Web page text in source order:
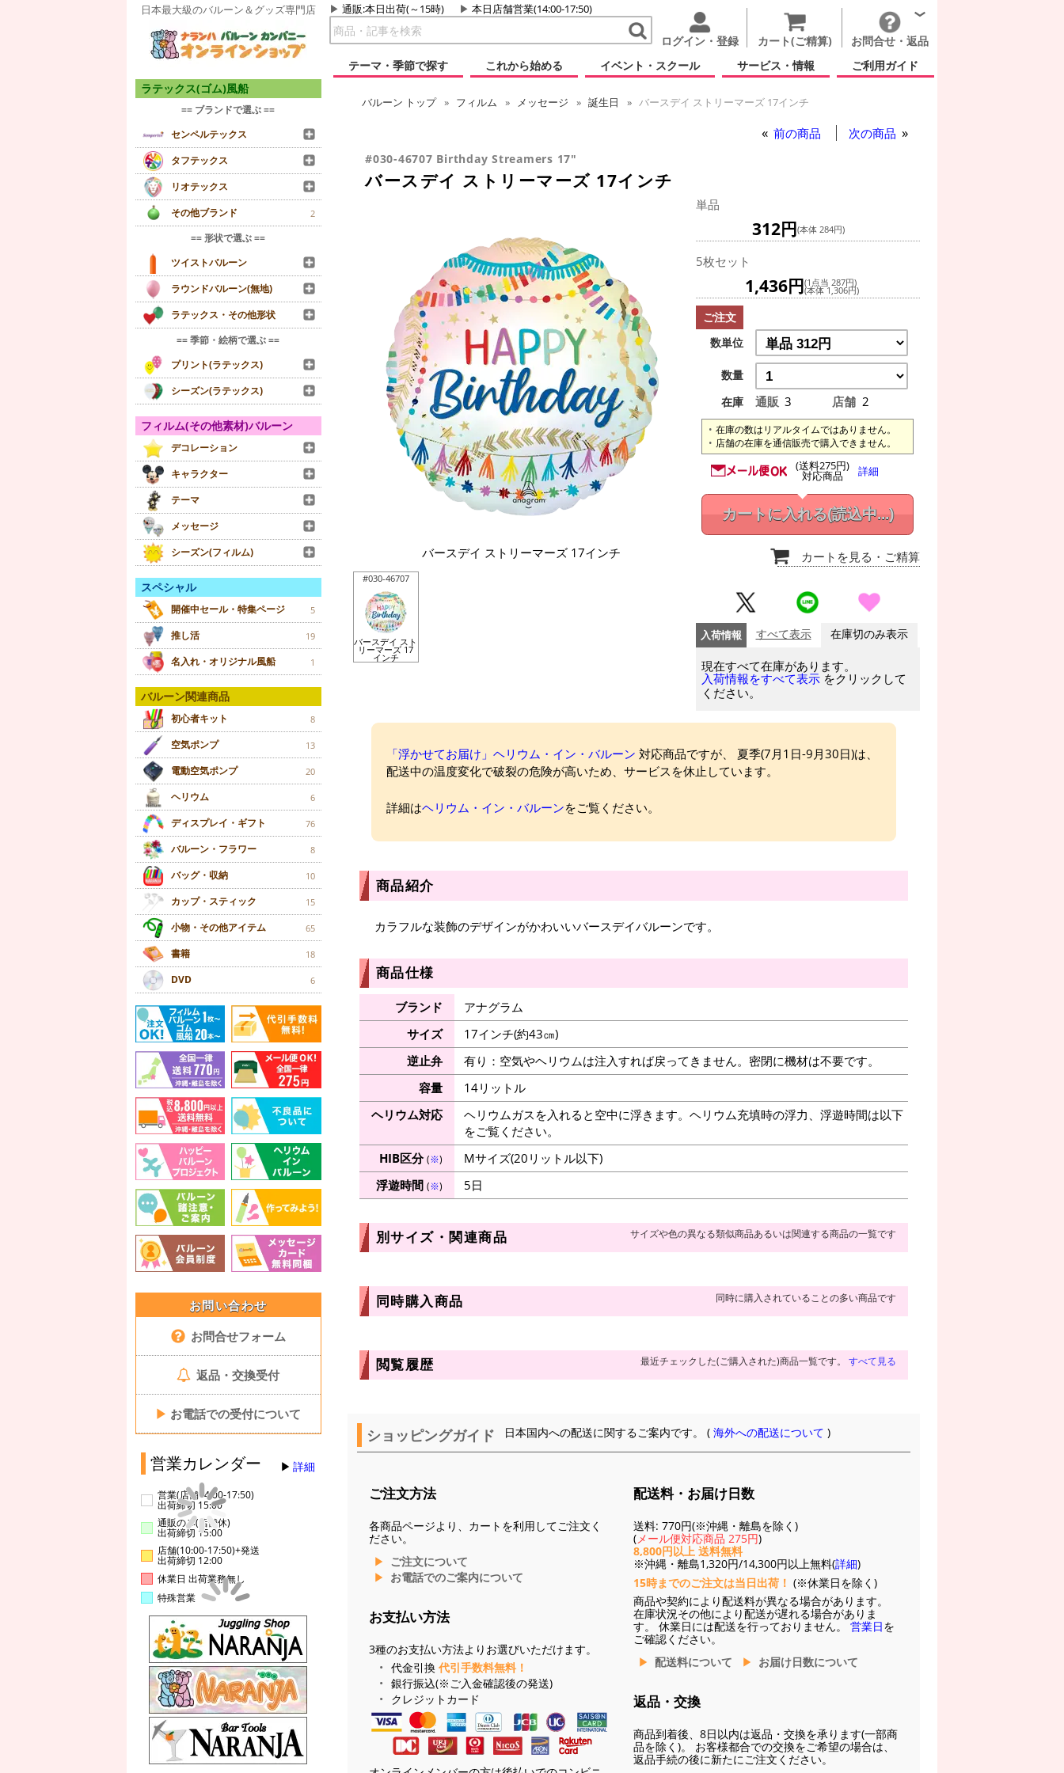
日本最大級のバルーン＆グッズ専門店 通販:本日出荷(～15時) 本日店舗営業(14:00-17:50)
ログイン・登録 カート(ご精算)
お問合せ・返品
テーマ・季節で探す
これから始める イベント・スクール サービス・情報 ご利用ガイド
ラテックス(ゴム)風船
== ブランドで選ぶ ==
センペルテックス
タフテックス
リオテックス
その他ブランド
2
== 形状で選ぶ ==
ツイストバルーン
ラウンドバルーン(無地)
ラテックス・その他形状
== 季節・絵柄で選ぶ ==
プリント(ラテックス)
シーズン(ラテックス)
フィルム(その他素材)バルーン
デコレーション
キャラクター
テーマ
メッセージ
シーズン(フィルム)
スペシャル
開催中セール・特集ページ 5
推し活 19
名入れ・オリジナル風船 1
バルーン関連商品
初心者キット 8
空気ポンプ 13
電動空気ポンプ 20
ヘリウム 6
ディスプレイ・ギフト 76
バルーン・フラワー 8
バッグ・収納 10
カップ・スティック 15
小物・その他アイテム 65
書籍 18
DVD 6
お問い合わせ
お問合せフォーム
返品・交換受付
▶ お電話での受付について
営業カレンダー 詳細
営業(店舗14:00-17:50)
出荷締切 15:00
通販のみ(店舗休)
出荷締切 15:00
店舗(10:00-17:50)+発送
出荷締切 12:00
休業日 出荷業務無し
特殊営業
バルーン トップ フィルム メッセージ 誕生日 バースデイ ストリーマーズ 17インチ
前の商品 次の商品
#030-46707 Birthday Streamers 17"
バースデイ ストリーマーズ 17インチ
バースデイ ストリーマーズ 17インチ
#030-46707
バースデイ スト
リーマーズ 17
インチ
単品
312円(本体 284円)
5枚セット
1,436円(1点当 287円)
(本体 1,306円)
ご注文
数単位
数量
在庫
通販 3 店舗 2
在庫の数はリアルタイムではありません。
店舗の在庫を通信販売で購入できません。
(送料275円)
対応商品 詳細
カートに入れる(読込中...)
カートを見る ・ご精算
入荷情報 すべて表示 在庫切のみ表示
現在すべて在庫があります。
入荷情報をすべて表示 をクリックして
ください。
「浮かせてお届け」ヘリウム・イン・バルーン 対応商品ですが、 夏季(7月1日-9月30日)は、
配送中の温度変化で破裂の危険が高いため、サービスを休止しています。
詳細はヘリウム・イン・バルーンをご覧ください。
商品紹介
カラフルな装飾のデザインがかわいいバースデイバルーンです。
商品仕様
ブランド
アナグラム
サイズ
17インチ(約43㎝)
逆止弁
有り：空気やヘリウムは注入すれば戻ってきません。密閉に機材は不要です。
容量
14リットル
ヘリウム対応
ヘリウムガスを入れると空中に浮きます。ヘリウム充填時の浮力、浮遊時間は以下
をご覧ください。
HIB区分(※)
Mサイズ(20リットル以下)
浮遊時間 (※) 5日
別サイズ・関連商品 サイズや色の異なる類似商品あるいは関連する商品の一覧です
同時購入商品 同時に購入されていることの多い商品です
閲覧履歴 最近チェックした(ご購入された)商品一覧です。 すべて見る
ショッピングガイド 日本国内への配送に関するご案内です。 (海外への配送について )
ご注文方法
各商品ページより、カートを利用してご注文く
ださい。
ご注文について
お電話でのご案内について
お支払い方法
3種のお支払い方法よりお選びいただけます。
代金引換 代引手数料無料！
銀行振込(※ご入金確認後の発送)
クレジットカード
配送料・お届け日数
送料: 770円(※沖縄・離島を除く)
(メール便対応商品 275円)
8,800円以上 送料無料
※沖縄・離島1,320円/14,300円以上無料(詳細)
15時までのご注文は当日出荷！ (※休業日を除く)
商品や契約により配送料が異なる場合があります。
在庫状況その他により配送が遅れる場合がありま
す。 休業日には配送を行っておりません。 営業日を
ご確認ください。
配送料について
お届け日数について
返品・交換
商品到着後、8日以内は返品・交換を承ります(一部商
品を除く)。 お客様都合での交換をご希望の場合は、
返品手続の後に新たにご注文ください。